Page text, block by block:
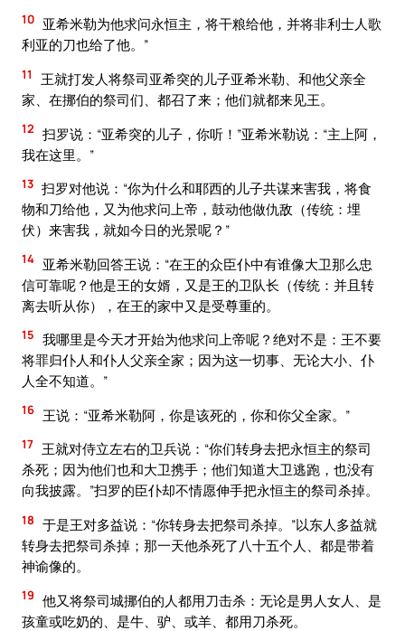
10 亚希米勒为他求问永恒主，将干粮给他，并将非利士人歌
利亚的刀也给了他。”
11
王就打发人将祭司亚希突的儿子亚希米勒、和他父亲全
家、在挪伯的祭司们、都召了来；他们就都来见王。
12 扫罗说：“亚希突的儿子，你听！”亚希米勒说：“主上阿，
我在这里。”
13 扫罗对他说：“你为什么和耶西的儿子共谋来害我，将食
物和刀给他，又为他求问上帝，鼓动他做仇敌（传统：埋
伏）来害我，就如今日的光景呢？”
14 亚希米勒回答王说：“在王的众臣仆中有谁像大卫那么忠
信可靠呢？他是王的女婿，又是王的卫队长（传统：并且转
离去听从你），在王的家中又是受尊重的。
15 我哪里是今天才开始为他求问上帝呢？绝对不是：王不要
将罪归仆人和仆人父亲全家；因为这一切事、无论大小、仆
人全不知道。”
16 王说：“亚希米勒阿，你是该死的，你和你父全家。”
17 王就对侍立左右的卫兵说：“你们转身去把永恒主的祭司
杀死；因为他们也和大卫携手；他们知道大卫逃跑，也没有
向我披露。”扫罗的臣仆却不情愿伸手把永恒主的祭司杀掉。
18 于是王对多益说：“你转身去把祭司杀掉。”以东人多益就
转身去把祭司杀掉；那一天他杀死了八十五个人、都是带着
神谕像的。
19 他又将祭司城挪伯的人都用刀击杀：无论是男人女人、是
孩童或吃奶的、是牛、驴、或羊、都用刀杀死。